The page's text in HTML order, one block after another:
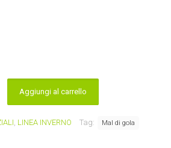
Aggiungi al carrello
, LINEA INVERNO Tag:
Mal di gola